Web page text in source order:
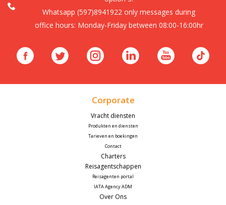
Whatsapp (597)8941922 only messages during
office hours: Monday-Friday between 08:00-16:00hr
Corporate
Vracht diensten
Produkten en diensten
Tarieven en boekingen
Contact
Charters
Reisagentschappen
Reisagenten portal
IATA Agency ADM
Over Ons